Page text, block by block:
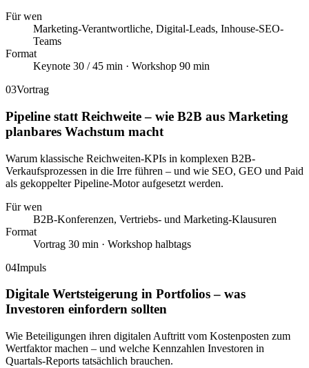
Für wen
Marketing-Verantwortliche, Digital-Leads, Inhouse-SEO-
Teams
Format
Keynote 30 / 45 min · Workshop 90 min
03Vortrag
Pipeline statt Reichweite – wie B2B aus Marketing
planbares Wachstum macht
Warum klassische Reichweiten-KPIs in komplexen B2B-
Verkaufsprozessen in die Irre führen – und wie SEO, GEO und Paid
als gekoppelter Pipeline-Motor aufgesetzt werden.
Für wen
B2B-Konferenzen, Vertriebs- und Marketing-Klausuren
Format
Vortrag 30 min · Workshop halbtags
04Impuls
Digitale Wertsteigerung in Portfolios – was
Investoren einfordern sollten
Wie Beteiligungen ihren digitalen Auftritt vom Kostenposten zum
Wertfaktor machen – und welche Kennzahlen Investoren in
Quartals-Reports tatsächlich brauchen.